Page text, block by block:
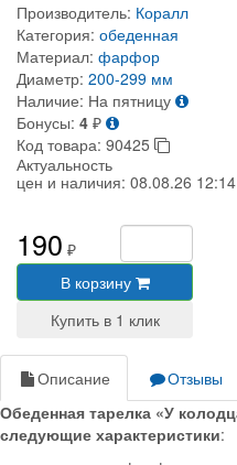
Производитель: Коралл
Категория: обеденная
Материал: фарфор
Диаметр: 200-299 мм
Наличие: На пятницу
Бонусы: 4 ₽
Код товара: 90425
Актуальность
цен и наличия: 08.08.26 12:14
190 ₽
В корзину
Описание
Отзывы
Обеденная тарелка «У
следующие характеристики: